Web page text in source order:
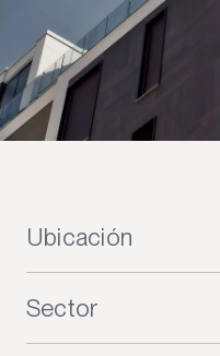
Ubicación
Sector